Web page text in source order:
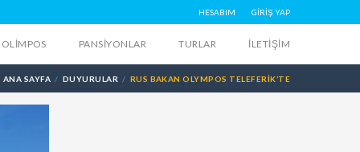
HESABIM GİRİŞ YAP
OLIMPOS PANSIYONLAR TURLAR İLETIŞIM
ANA SAYFA DUYURULAR RUS BAKAN OLYMPOS TELEFERIK’TE